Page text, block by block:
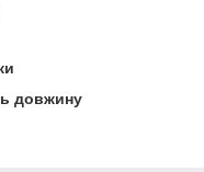
довжину